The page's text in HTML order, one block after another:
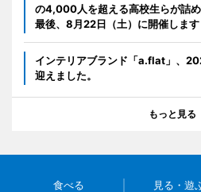
の4,000人を超える高校生らが詰
最後、8月22日（土）に開催します
インテリアブランド「a.flat」、
迎えました。
もっと見る
食べる 見る・遊